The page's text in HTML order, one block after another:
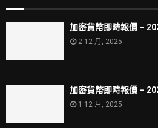
加密貨幣即時報價 –
2 12 月, 2025
加密貨幣即時報價 –
1 12 月, 2025